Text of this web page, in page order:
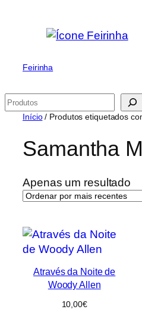
Feirinha
Pesquisar
Início/ Produtos etiquetados
Samantha
Apenas um resultado
Através da Noite de
Woody Allen
10,00€